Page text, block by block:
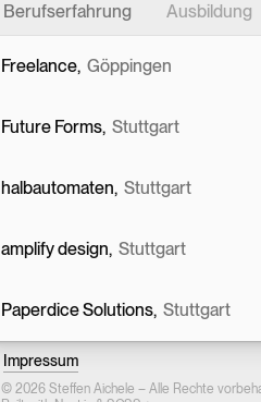
Berufserfahrung Ausbildung
Freelance, Göppingen
Future Forms, Stuttgart
halbautomaten, Stuttgart
amplify design, Stuttgart
Paperdice Solutions, Stuttgart
WBS Coding School
Impressum
© 2026 Steffen Aichele – Alle Rechte